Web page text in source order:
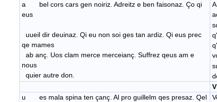
a bel cors cars gen noiriz. Adreitz e ben faisonaz. Ço qi
eus
uueil dir deuinaz. Qi eu non soi ges tan ardiz. Qi eus prec
qe mames
ab anç. Uos clam merce merceianç. Suffrez qeus am e
nous
quier autre don.
u es mala spina ten çanç. Al pro guillelm qes presaz. Qel